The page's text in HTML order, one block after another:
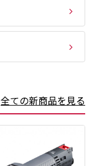
全ての新商品を見る